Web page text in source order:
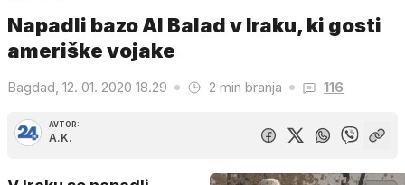
Napadli bazo Al Balad v Iraku, ki gosti
ameriške vojake
Bagdad, 12. 01. 2020 18.29 2 min branja 116
AVTOR:
A.K.